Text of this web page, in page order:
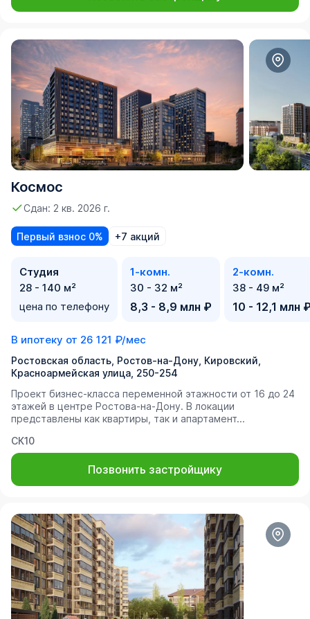
Космос
Сдан: 2 кв. 2026 г.
Первый взнос 0% +7 акций
Студия
28 - 140 м²
цена по телефону
1-комн.
30 - 32 м²
8,3 - 8,9 млн ₽
2-комн.
38 - 49 м²
10 - 12,1 млн
В ипотеку от 26 121 ₽/мес
Ростовская область, Ростов-на-Дону, Кировский,
Красноармейская улица, 250-254
Проект бизнес-класса переменной этажности от 16 до 24
этажей в центре Ростова-на-Дону. В локации
представлены как квартиры, так и апартамент...
СК10
Позвонить застройщику